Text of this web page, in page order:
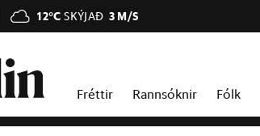
12°C SKÝJAÐ 3 M/S
Fréttir Rannsóknir Fólk